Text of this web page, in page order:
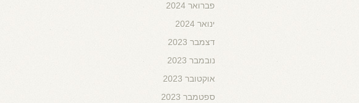
פברואר 2024
ינואר 2024
דצמבר 2023
נובמבר 2023
אוקטובר 2023
ספטמבר 2023